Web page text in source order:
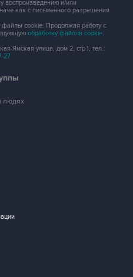
воспроизведению и/или
как с письменного разрешения
файлы cookie. Продолжая работу с
обработку файлов cookie.
Ямская улица, дом 2, стр.1, тел.:
27
людях